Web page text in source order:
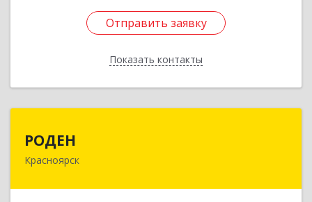
Отправить заявку
Показать контакты
Отправить заявку
Назад
РОДЕН
Красноярск
660064, Красноярский край, Красноярск г, им